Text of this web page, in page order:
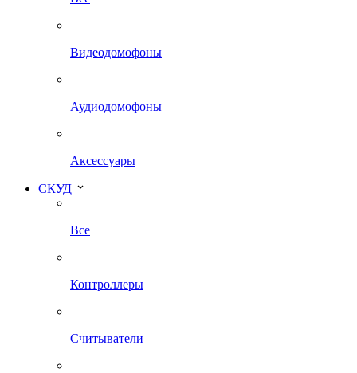
Видеодомофоны
Аудиодомофоны
Аксессуары
СКУД
Все
Контроллеры
Считыватели